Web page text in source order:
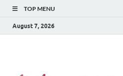
TOP MENU
August 7, 2026
Amerikai